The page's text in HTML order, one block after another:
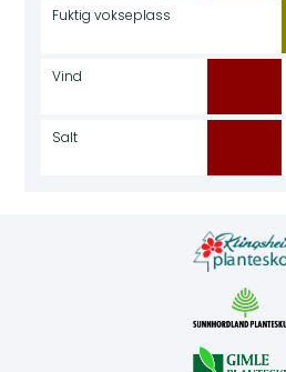
Fuktig vokseplass
Vind
Salt